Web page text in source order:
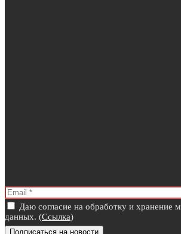
Даю согласие на обработку и хранение
данных. (Ссылка)